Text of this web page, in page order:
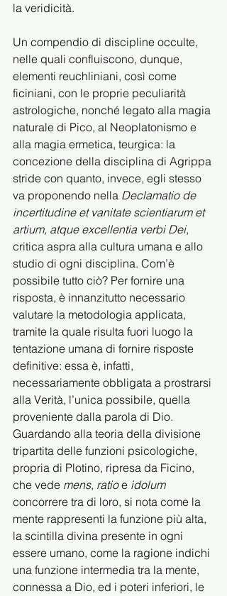
la veridicità.
Un compendio di discipline occulte,
nelle quali confluiscono, dunque,
elementi reuchliniani, così come
ficiniani, con le proprie peculiarità
astrologiche, nonché legato alla magia
naturale di Pico, al Neoplatonismo e
alla magia ermetica, teurgica: la
concezione della disciplina di Agrippa
stride con quanto, invece, egli stesso
va proponendo nella Declamatio de
incertitudine et vanitate scientiarum et
artium, atque excellentia verbi Dei,
critica aspra alla cultura umana e allo
studio di ogni disciplina. Com’è
possibile tutto ciò? Per fornire una
risposta, è innanzitutto necessario
valutare la metodologia applicata,
tramite la quale risulta fuori luogo la
tentazione umana di fornire risposte
definitive: essa è, infatti,
necessariamente obbligata a prostrarsi
alla Verità, l’unica possibile, quella
proveniente dalla parola di Dio.
Guardando alla teoria della divisione
tripartita delle funzioni psicologiche,
propria di Plotino, ripresa da Ficino,
che vede mens, ratio e idolum
concorrere tra di loro, si nota come la
mente rappresenti la funzione più alta,
la scintilla divina presente in ogni
essere umano, come la ragione indichi
una funzione intermedia tra la mente,
connessa a Dio, ed i poteri inferiori, le